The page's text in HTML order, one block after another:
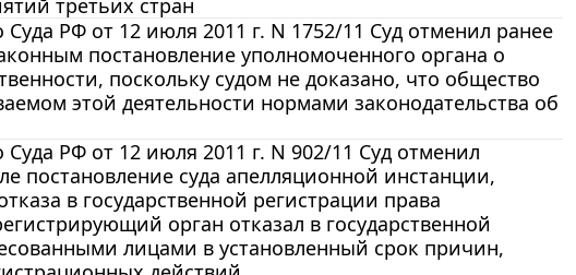
РФ от 12 июля 2011 г. N 1752/11 Суд отменил ранее
постановление уполномоченного органа о
поскольку судом не доказано, что общество
этой деятельности нормами законодательства об
РФ от 12 июля 2011 г. N 902/11 Суд отменил
постановление суда апелляционной инстанции,
в государственной регистрации права
орган отказал в государственной
лицами в установленный срок причин,